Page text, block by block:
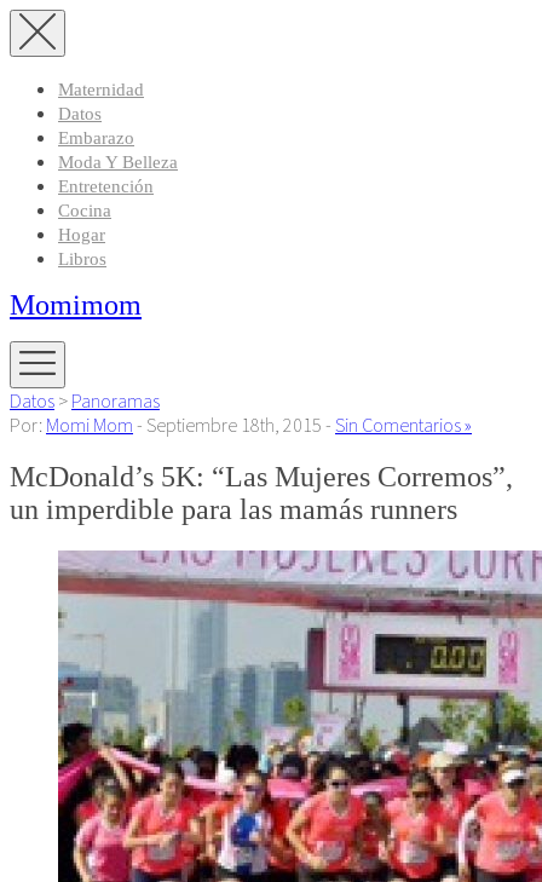
Maternidad
Datos
Embarazo
Moda Y Belleza
Entretención
Cocina
Hogar
Libros
Momimom
Datos > Panoramas
Por: Momi Mom - Septiembre 18th, 2015 - Sin Comentarios »
McDonald’s 5K: “Las Mujeres Corremos”,
un imperdible para las mamás runners